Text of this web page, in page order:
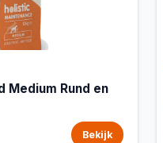
Medium Rund en
Bekijk